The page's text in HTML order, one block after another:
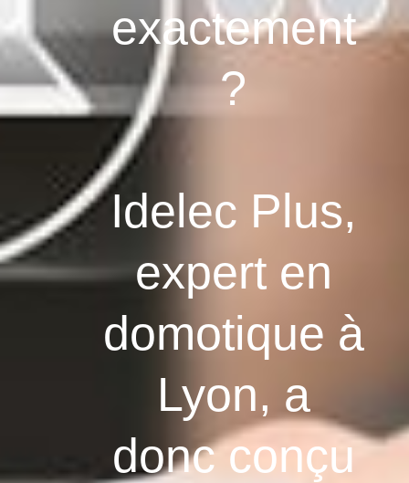
exactement
?
Idelec Plus,
expert en
domotique à
Lyon, a
donc conçu